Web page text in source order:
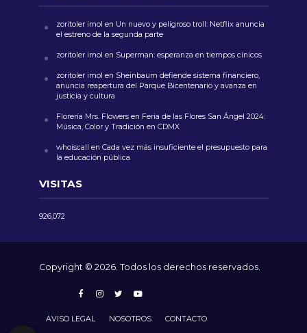
zoritoler imol en Un nuevo y peligroso troll: Netflix anuncia
el estreno de la segunda parte
zoritoler imol en Superman: esperanza en tiempos cínicos
zoritoler imol en Sheinbaum defiende sistema financiero,
anuncia reapertura del Parque Bicentenario y avanza en
justicia y cultura
Florería Mrs. Flowersen Feria de las Flores San Ángel 2024:
Música, Color y Tradición en CDMX
whoiscall en Cada vez más insuficiente el presupuesto para
la educación pública
VISITAS
926,072
Copyright © 2026. Todos los derechos reservados.
AVISO LEGAL NOSOTROS CONTACTO